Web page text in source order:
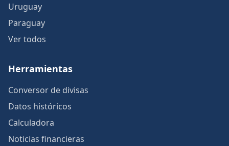
Uruguay
Paraguay
Ver todos
Herramientas
Conversor de divisas
Datos históricos
Calculadora
Noticias financieras